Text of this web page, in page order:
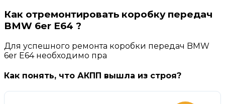
Как отремонтировать коробку передач
BMW 6er E64 ?
Для успешного ремонта коробки передач BMW
6er E64 необходимо пра
Как понять, что АКПП вышла из строя?